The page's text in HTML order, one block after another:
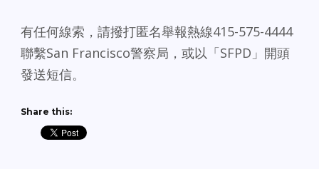
有任何線索，請撥打匿名舉報熱線415-575-4444
聯繫San Francisco警察局，或以「SFPD」開頭
發送短信。
Share this: